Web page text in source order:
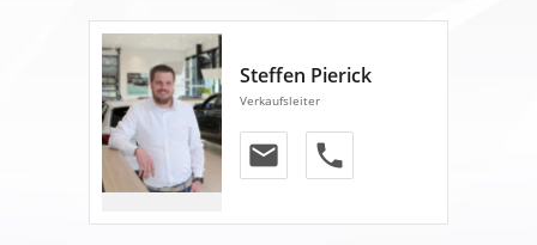
Steffen Pierick
Verkaufsleiter
email phone